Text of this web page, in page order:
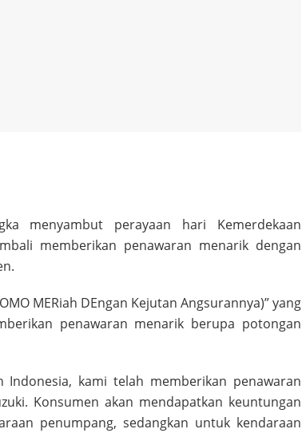
menyambut perayaan hari Kemerdekaan
memberikan penawaran menarik dengan
MERiah DEngan Kejutan Angsurannya)” yang
penawaran menarik berupa potongan
Indonesia, kami telah memberikan penawaran
Konsumen akan mendapatkan keuntungan
penumpang, sedangkan untuk kendaraan